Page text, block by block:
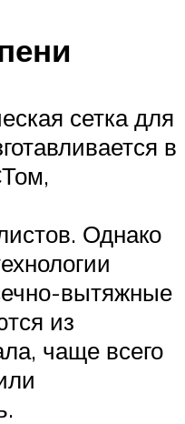
сетка для
в
Однако
вытяжные
из
чаще всего